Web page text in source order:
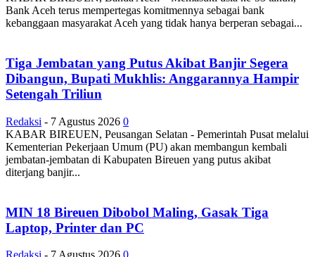
Bank Aceh terus mempertegas komitmennya sebagai bank
kebanggaan masyarakat Aceh yang tidak hanya berperan sebagai...
Tiga Jembatan yang Putus Akibat Banjir Segera
Dibangun, Bupati Mukhlis: Anggarannya Hampir
Setengah Triliun
Redaksi - 7 Agustus 2026 0
KABAR BIREUEN, Peusangan Selatan - Pemerintah Pusat melalui
Kementerian Pekerjaan Umum (PU) akan membangun kembali
jembatan-jembatan di Kabupaten Bireuen yang putus akibat
diterjang banjir...
MIN 18 Bireuen Dibobol Maling, Gasak Tiga
Laptop, Printer dan PC